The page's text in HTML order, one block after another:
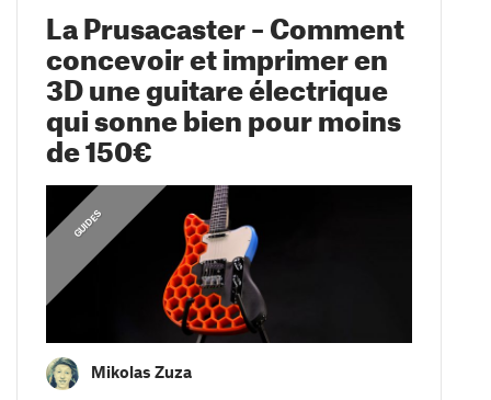
La Prusacaster – Comment
concevoir et imprimer en
3D une guitare électrique
qui sonne bien pour moins
de 150€
A
S
T
U
C
E
S
D'
I
M
P
R
E
S
S
I
O
N
GUIDES
Mikolas Zuza